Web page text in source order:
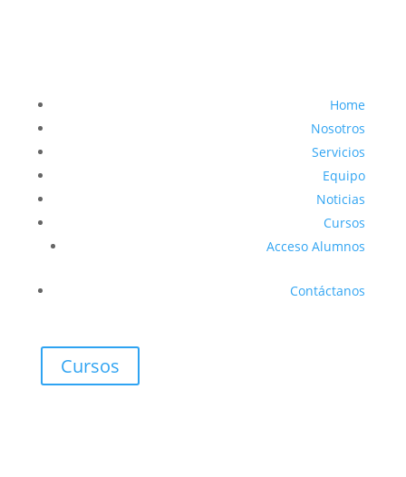
Home
Nosotros
Servicios
Equipo
Noticias
Cursos
Acceso Alumnos
Contáctanos
Cursos